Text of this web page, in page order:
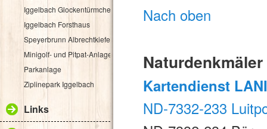
Iggelbach Glockentürmchen
Iggelbach Forsthaus
Speyerbrunn Albrechtkiefer
Minigolf- und Pitpat-Anlage
Parkanlage
Ziplinepark Iggelbach
Links
Nach oben
Kartendienst
ND-7332-233